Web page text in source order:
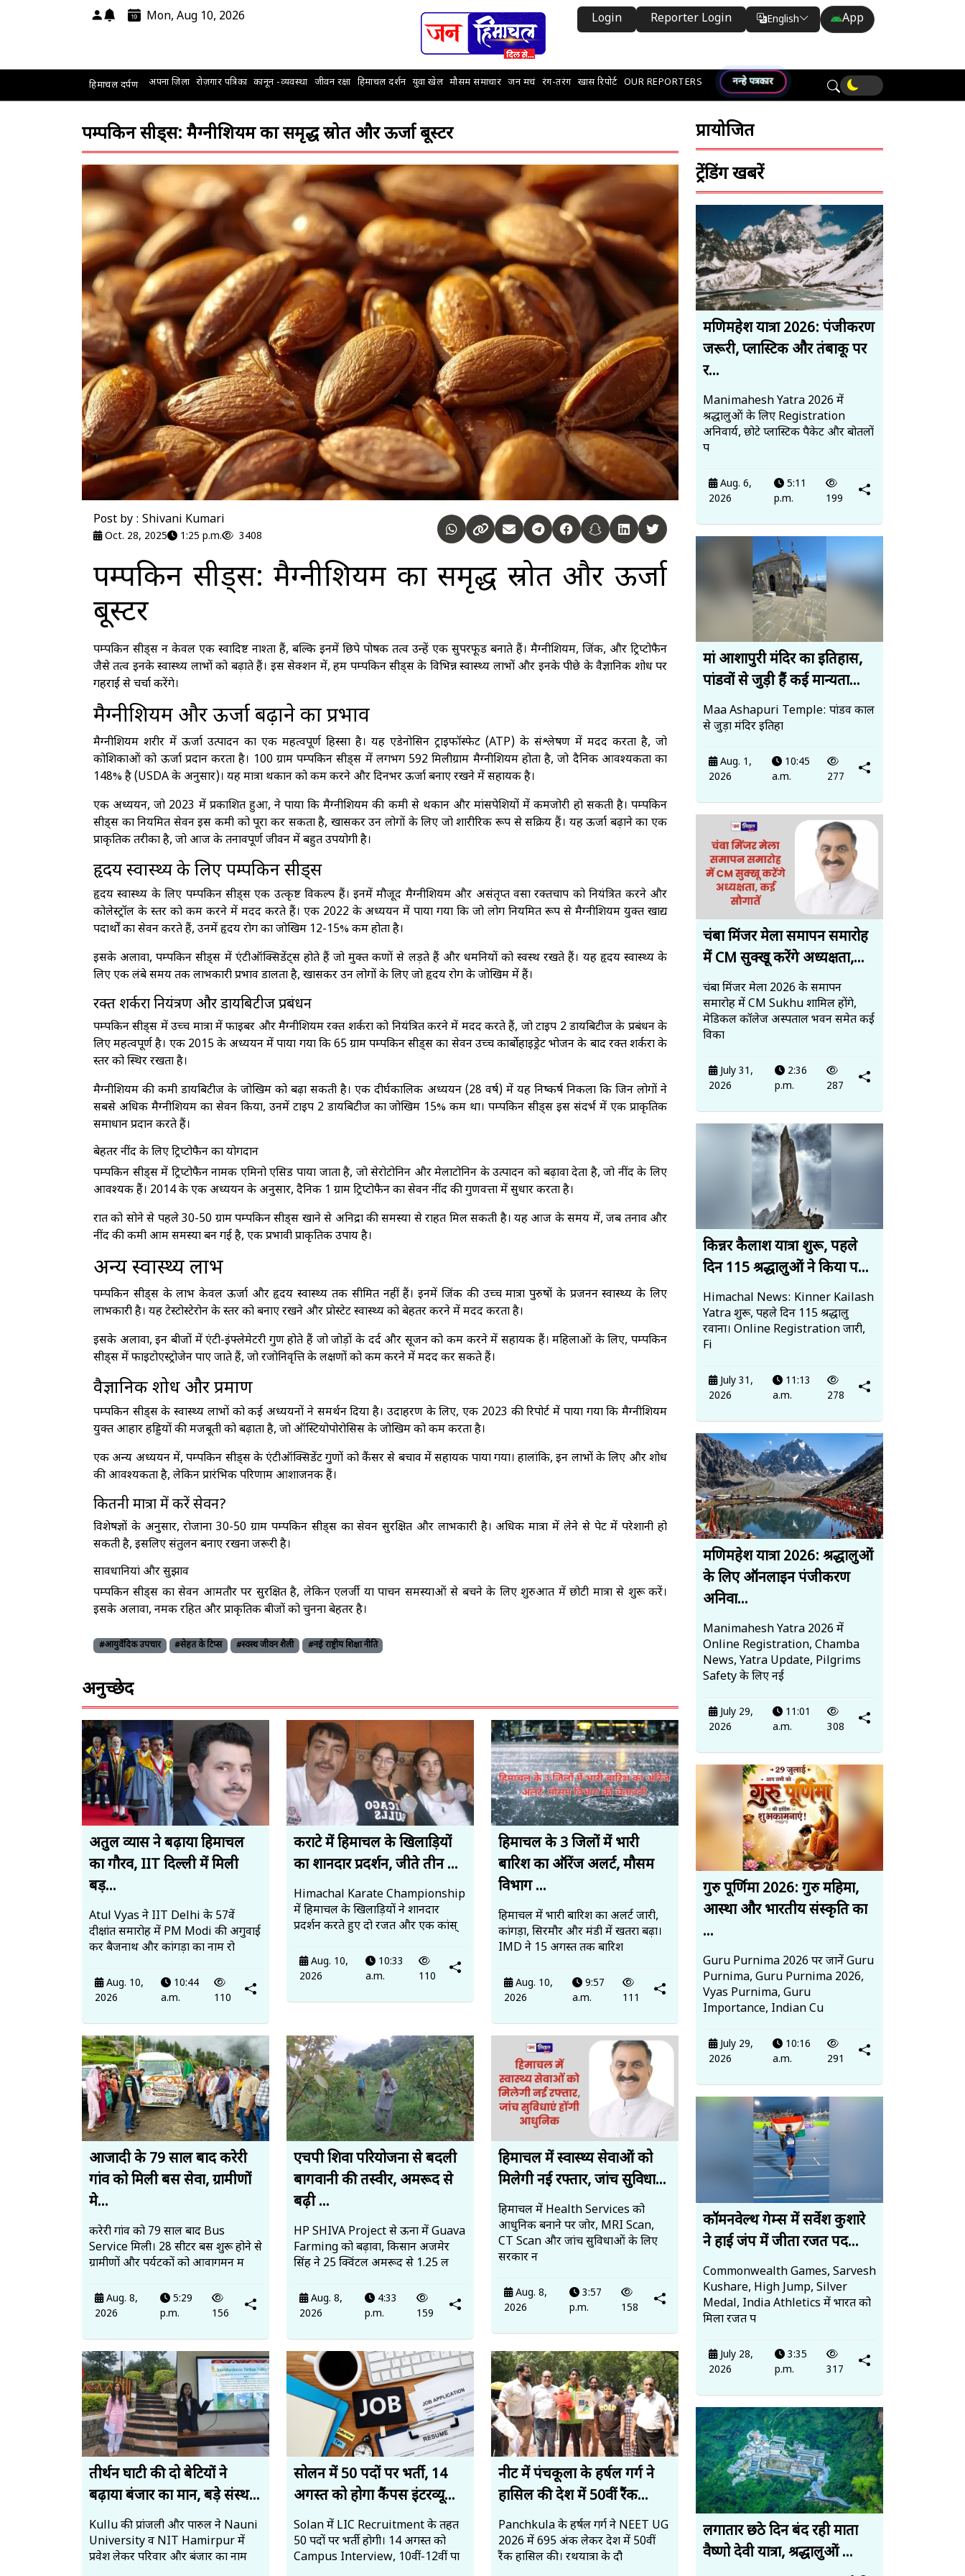
Mon, Aug 10, 2026 Login Reporter Login English
Translate
App
हिमाचल दर्पण अपना ज़िला रोज़गार पत्रिका कानून -व्यवस्था जीवन रक्षा हिमाचल दर्शन युवा खेल मौसम समाचार जन मचं रंग-तरंग खास रिपोर्ट OUR REPORTERS नन्हे पत्रकार
पम्पकिन सीड्स: मैग्नीशियम का समृद्ध स्रोत और ऊर्जा बूस्टर
Post by : Shivani Kumari
Oct. 28, 2025 1:25 p.m. 3408
पम्पकिन सीड्स: मैग्नीशियम का समृद्ध स्रोत और ऊर्जा
बूस्टर
पम्पकिन सीड्स न केवल एक स्वादिष्ट नाश्ता हैं, बल्कि इनमें छिपे पोषक तत्व उन्हें एक सुपरफूड बनाते हैं। मैग्नीशियम, जिंक, और ट्रिप्टोफैन
जैसे तत्व इनके स्वास्थ्य लाभों को बढ़ाते हैं। इस सेक्शन में, हम पम्पकिन सीड्स के विभिन्न स्वास्थ्य लाभों और इनके पीछे के वैज्ञानिक शोध पर
गहराई से चर्चा करेंगे।
मैग्नीशियम और ऊर्जा बढ़ाने का प्रभाव
मैग्नीशियम शरीर में ऊर्जा उत्पादन का एक महत्वपूर्ण हिस्सा है। यह एडेनोसिन ट्राइफॉस्फेट (ATP) के संश्लेषण में मदद करता है, जो
कोशिकाओं को ऊर्जा प्रदान करता है। 100 ग्राम पम्पकिन सीड्स में लगभग 592 मिलीग्राम मैग्नीशियम होता है, जो दैनिक आवश्यकता का
148% है (USDA के अनुसार)। यह मात्रा थकान को कम करने और दिनभर ऊर्जा बनाए रखने में सहायक है।
एक अध्ययन, जो 2023 में प्रकाशित हुआ, ने पाया कि मैग्नीशियम की कमी से थकान और मांसपेशियों में कमजोरी हो सकती है। पम्पकिन
सीड्स का नियमित सेवन इस कमी को पूरा कर सकता है, खासकर उन लोगों के लिए जो शारीरिक रूप से सक्रिय हैं। यह ऊर्जा बढ़ाने का एक
प्राकृतिक तरीका है, जो आज के तनावपूर्ण जीवन में बहुत उपयोगी है।
हृदय स्वास्थ्य के लिए पम्पकिन सीड्स
हृदय स्वास्थ्य के लिए पम्पकिन सीड्स एक उत्कृष्ट विकल्प हैं। इनमें मौजूद मैग्नीशियम और असंतृप्त वसा रक्तचाप को नियंत्रित करने और
कोलेस्ट्रॉल के स्तर को कम करने में मदद करते हैं। एक 2022 के अध्ययन में पाया गया कि जो लोग नियमित रूप से मैग्नीशियम युक्त खाद्य
पदार्थों का सेवन करते हैं, उनमें हृदय रोग का जोखिम 12-15% कम होता है।
इसके अलावा, पम्पकिन सीड्स में एंटीऑक्सिडेंट्स होते हैं जो मुक्त कणों से लड़ते हैं और धमनियों को स्वस्थ रखते हैं। यह हृदय स्वास्थ्य के
लिए एक लंबे समय तक लाभकारी प्रभाव डालता है, खासकर उन लोगों के लिए जो हृदय रोग के जोखिम में हैं।
रक्त शर्करा नियंत्रण और डायबिटीज प्रबंधन
पम्पकिन सीड्स में उच्च मात्रा में फाइबर और मैग्नीशियम रक्त शर्करा को नियंत्रित करने में मदद करते हैं, जो टाइप 2 डायबिटीज के प्रबंधन के
लिए महत्वपूर्ण है। एक 2015 के अध्ययन में पाया गया कि 65 ग्राम पम्पकिन सीड्स का सेवन उच्च कार्बोहाइड्रेट भोजन के बाद रक्त शर्करा के
स्तर को स्थिर रखता है।
मैग्नीशियम की कमी डायबिटीज के जोखिम को बढ़ा सकती है। एक दीर्घकालिक अध्ययन (28 वर्ष) में यह निष्कर्ष निकला कि जिन लोगों ने
सबसे अधिक मैग्नीशियम का सेवन किया, उनमें टाइप 2 डायबिटीज का जोखिम 15% कम था। पम्पकिन सीड्स इस संदर्भ में एक प्राकृतिक
समाधान प्रदान करते हैं।
बेहतर नींद के लिए ट्रिप्टोफैन का योगदान
पम्पकिन सीड्स में ट्रिप्टोफैन नामक एमिनो एसिड पाया जाता है, जो सेरोटोनिन और मेलाटोनिन के उत्पादन को बढ़ावा देता है, जो नींद के लिए
आवश्यक हैं। 2014 के एक अध्ययन के अनुसार, दैनिक 1 ग्राम ट्रिप्टोफैन का सेवन नींद की गुणवत्ता में सुधार करता है।
रात को सोने से पहले 30-50 ग्राम पम्पकिन सीड्स खाने से अनिद्रा की समस्या से राहत मिल सकती है। यह आज के समय में, जब तनाव और
नींद की कमी आम समस्या बन गई है, एक प्रभावी प्राकृतिक उपाय है।
अन्य स्वास्थ्य लाभ
पम्पकिन सीड्स के लाभ केवल ऊर्जा और हृदय स्वास्थ्य तक सीमित नहीं हैं। इनमें जिंक की उच्च मात्रा पुरुषों के प्रजनन स्वास्थ्य के लिए
लाभकारी है। यह टेस्टोस्टेरोन के स्तर को बनाए रखने और प्रोस्टेट स्वास्थ्य को बेहतर करने में मदद करता है।
इसके अलावा, इन बीजों में एंटी-इंफ्लेमेटरी गुण होते हैं जो जोड़ों के दर्द और सूजन को कम करने में सहायक हैं। महिलाओं के लिए, पम्पकिन
सीड्स में फाइटोएस्ट्रोजेन पाए जाते हैं, जो रजोनिवृत्ति के लक्षणों को कम करने में मदद कर सकते हैं।
वैज्ञानिक शोध और प्रमाण
पम्पकिन सीड्स के स्वास्थ्य लाभों को कई अध्ययनों ने समर्थन दिया है। उदाहरण के लिए, एक 2023 की रिपोर्ट में पाया गया कि मैग्नीशियम
युक्त आहार हड्डियों की मजबूती को बढ़ाता है, जो ऑस्टियोपोरोसिस के जोखिम को कम करता है।
एक अन्य अध्ययन में, पम्पकिन सीड्स के एंटीऑक्सिडेंट गुणों को कैंसर से बचाव में सहायक पाया गया। हालांकि, इन लाभों के लिए और शोध
की आवश्यकता है, लेकिन प्रारंभिक परिणाम आशाजनक हैं।
कितनी मात्रा में करें सेवन?
विशेषज्ञों के अनुसार, रोजाना 30-50 ग्राम पम्पकिन सीड्स का सेवन सुरक्षित और लाभकारी है। अधिक मात्रा में लेने से पेट में परेशानी हो
सकती है, इसलिए संतुलन बनाए रखना जरूरी है।
सावधानियां और सुझाव
पम्पकिन सीड्स का सेवन आमतौर पर सुरक्षित है, लेकिन एलर्जी या पाचन समस्याओं से बचने के लिए शुरुआत में छोटी मात्रा से शुरू करें।
इसके अलावा, नमक रहित और प्राकृतिक बीजों को चुनना बेहतर है।
#आयुर्वेदिक उपचार #सेहत के टिप्स #स्वस्थ जीवन शैली #नई राष्ट्रीय शिक्षा नीति
अनुच्छेद
अतुल व्यास ने बढ़ाया हिमाचल
का गौरव, IIT दिल्ली में मिली
बड़...
Atul Vyas ने IIT Delhi के 57वें
दीक्षांत समारोह में PM Modi की अगुवाई
कर बैजनाथ और कांगड़ा का नाम रो
Aug. 10,
2026
10:44
a.m.
110
कराटे में हिमाचल के खिलाड़ियों
का शानदार प्रदर्शन, जीते तीन ...
Himachal Karate Championship
में हिमाचल के खिलाड़ियों ने शानदार
प्रदर्शन करते हुए दो रजत और एक कांस्
Aug. 10,
2026
10:33
a.m.
110
हिमाचल के 3 जिलों में भारी
बारिश का ऑरेंज अलर्ट, मौसम
विभाग ...
हिमाचल में भारी बारिश का अलर्ट जारी,
कांगड़ा, सिरमौर और मंडी में खतरा बढ़ा।
IMD ने 15 अगस्त तक बारिश
Aug. 10,
2026
9:57
a.m.
111
आजादी के 79 साल बाद करेरी
गांव को मिली बस सेवा, ग्रामीणों
मे...
करेरी गांव को 79 साल बाद Bus
Service मिली। 28 सीटर बस शुरू होने से
ग्रामीणों और पर्यटकों को आवागमन म
Aug. 8,
2026
5:29
p.m.
156
एचपी शिवा परियोजना से बदली
बागवानी की तस्वीर, अमरूद से
बढ़ी ...
HP SHIVA Project से ऊना में Guava
Farming को बढ़ावा, किसान अजमेर
सिंह ने 25 क्विंटल अमरूद से ₹1.25 ल
Aug. 8,
2026
4:33
p.m.
159
हिमाचल में स्वास्थ्य सेवाओं को
मिलेगी नई रफ्तार, जांच सुविधा...
हिमाचल में Health Services को
आधुनिक बनाने पर जोर, MRI Scan,
CT Scan और जांच सुविधाओं के लिए
सरकार न
Aug. 8,
2026
3:57
p.m.
158
तीर्थन घाटी की दो बेटियों ने
बढ़ाया बंजार का मान, बड़े संस्थ...
Kullu की प्रांजली और पारुल ने Nauni
University व NIT Hamirpur में
प्रवेश लेकर परिवार और बंजार का नाम
सोलन में 50 पदों पर भर्ती, 14
अगस्त को होगा कैंपस इंटरव्यू...
Solan में LIC Recruitment के तहत
50 पदों पर भर्ती होगी। 14 अगस्त को
Campus Interview, 10वीं-12वीं पा
नीट में पंचकूला के हर्षल गर्ग ने
हासिल की देश में 50वीं रैंक...
Panchkula के हर्षल गर्ग ने NEET UG
2026 में 695 अंक लेकर देश में 50वीं
रैंक हासिल की। रथयात्रा के दौ
प्रायोजित
ट्रेंडिंग खबरें
मणिमहेश यात्रा 2026: पंजीकरण
जरूरी, प्लास्टिक और तंबाकू पर
र...
Manimahesh Yatra 2026 में
श्रद्धालुओं के लिए Registration
अनिवार्य, छोटे प्लास्टिक पैकेट और बोतलों
प
Aug. 6,
2026
5:11
p.m.
199
मां आशापुरी मंदिर का इतिहास,
पांडवों से जुड़ी हैं कई मान्यता...
Maa Ashapuri Temple: पांडव काल
से जुड़ा मंदिर इतिहा
Aug. 1,
2026
10:45
a.m.
277
चंबा मिंजर मेला समापन समारोह
में CM सुक्खू करेंगे अध्यक्षता,...
चंबा मिंजर मेला 2026 के समापन
समारोह में CM Sukhu शामिल होंगे,
मेडिकल कॉलेज अस्पताल भवन समेत कई
विका
July 31,
2026
2:36
p.m.
287
किन्नर कैलाश यात्रा शुरू, पहले
दिन 115 श्रद्धालुओं ने किया प...
Himachal News: Kinner Kailash
Yatra शुरू, पहले दिन 115 श्रद्धालु
रवाना। Online Registration जारी,
Fi
July 31,
2026
11:13
a.m.
278
मणिमहेश यात्रा 2026: श्रद्धालुओं
के लिए ऑनलाइन पंजीकरण
अनिवा...
Manimahesh Yatra 2026 में
Online Registration, Chamba
News, Yatra Update, Pilgrims
Safety के लिए नई
July 29,
2026
11:01
a.m.
308
गुरु पूर्णिमा 2026: गुरु महिमा,
आस्था और भारतीय संस्कृति का
...
Guru Purnima 2026 पर जानें Guru
Purnima, Guru Purnima 2026,
Vyas Purnima, Guru
Importance, Indian Cu
July 29,
2026
10:16
a.m.
291
कॉमनवेल्थ गेम्स में सर्वेश कुशारे
ने हाई जंप में जीता रजत पद...
Commonwealth Games, Sarvesh
Kushare, High Jump, Silver
Medal, India Athletics में भारत को
मिला रजत प
July 28,
2026
3:35
p.m.
317
लगातार छठे दिन बंद रही माता
वैष्णो देवी यात्रा, श्रद्धालुओं ...